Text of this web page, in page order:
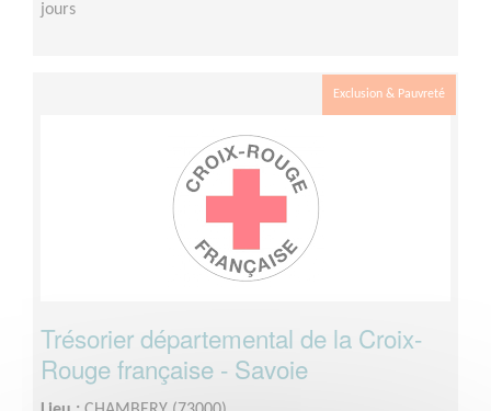
jours
Exclusion & Pauvreté
Trésorier départemental de la Croix-
Rouge française - Savoie